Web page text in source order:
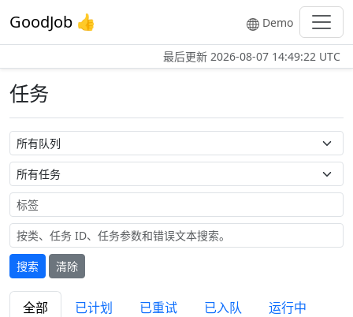
GoodJob 👍 Demo
最后更新 2026-08-07 14:49:22 UTC
任务
队列名称
任务名称
标签
搜索
清除
全部 已计划 已重试 已入队
运行中